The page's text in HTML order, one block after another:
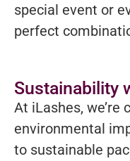
special event or
perfect
Sustainability
At iLashes,
environmental
to sustainable